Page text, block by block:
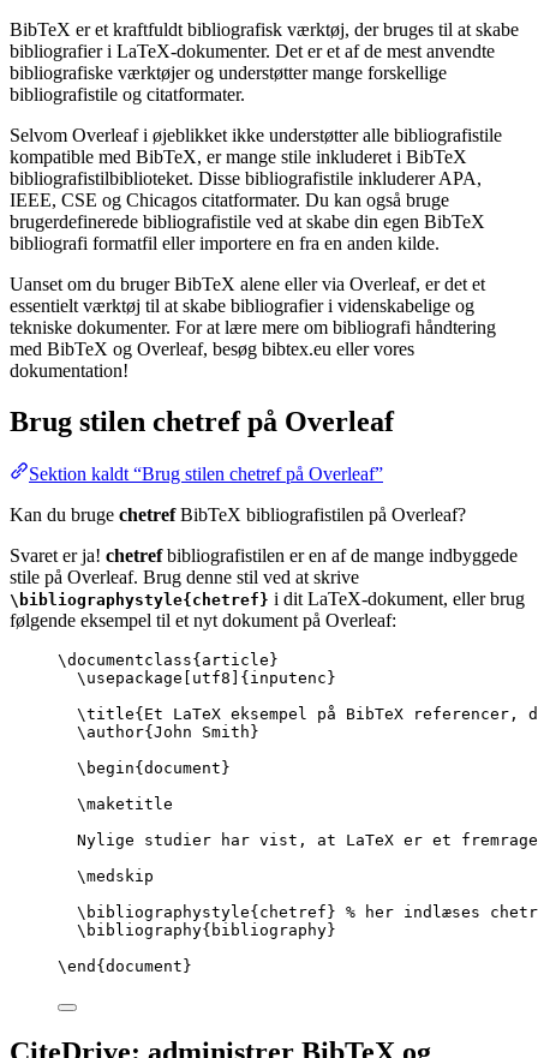
BibTeX er et kraftfuldt bibliografisk værktøj, der bruges til at skabe
bibliografier i LaTeX-dokumenter. Det er et af de mest anvendte
bibliografiske værktøjer og understøtter mange forskellige
bibliografistile og citatformater.
Selvom Overleaf i øjeblikket ikke understøtter alle bibliografistile
kompatible med BibTeX, er mange stile inkluderet i BibTeX
bibliografistilbiblioteket. Disse bibliografistile inkluderer APA,
IEEE, CSE og Chicagos citatformater. Du kan også bruge
brugerdefinerede bibliografistile ved at skabe din egen BibTeX
bibliografi formatfil eller importere en fra en anden kilde.
Uanset om du bruger BibTeX alene eller via Overleaf, er det et
essentielt værktøj til at skabe bibliografier i videnskabelige og
tekniske dokumenter. For at lære mere om bibliografi håndtering
med BibTeX og Overleaf, besøg bibtex.eu eller vores
dokumentation!
Brug stilen chetrefpå Overleaf
Sektion kaldt “Brug stilen chetref på Overleaf”
Kan du bruge chetrefBibTeX bibliografistilen på Overleaf?
Svaret er ja! chetrefbibliografistilen er en af de mange indbyggede
stile på Overleaf. Brug denne stil ved at skrive
\bibliographystyle{chetref} i dit LaTeX-dokument, eller brug
følgende eksempel til et nyt dokument på Overleaf:
\documentclass{ article }
\usepackage
utf8 ]{ inputenc }
\title{Et LaTeX eksempel på BibTeX
\author{John Smith}
\begin{ document }
\maketitle
Nylige studier har vist, at LaTeX er et
\medskip
\bibliographystyle{chetref} % her indlæses
\bibliography{bibliography}
\end { document }